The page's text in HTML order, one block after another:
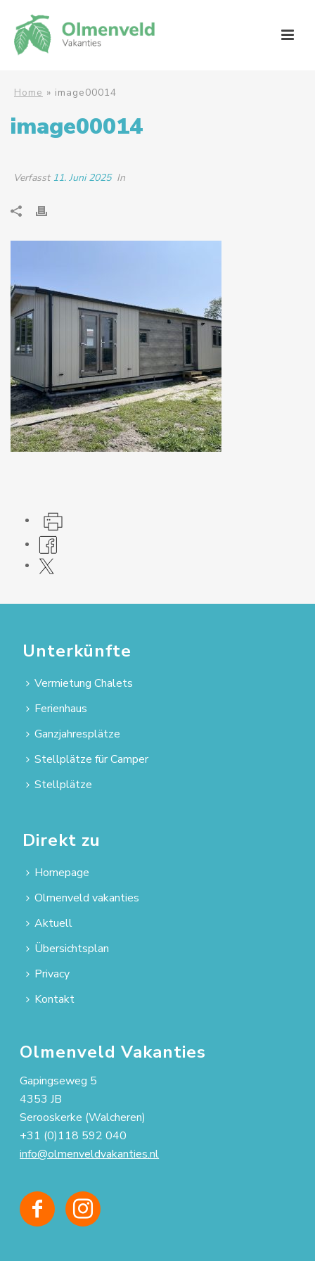
Home » image00014
image00014
Verfasst 11. Juni 2025 In
Unterkünfte
Vermietung Chalets
Ferienhaus
Ganzjahresplätze
Stellplätze für Camper
Stellplätze
Direkt zu
Homepage
Olmenveld vakanties
Aktuell
Übersichtsplan
Privacy
Kontakt
Olmenveld Vakanties
Gapingseweg 5
4353 JB
Serooskerke (Walcheren)
+31 (0)118 592 040
info@olmenveldvakanties.nl